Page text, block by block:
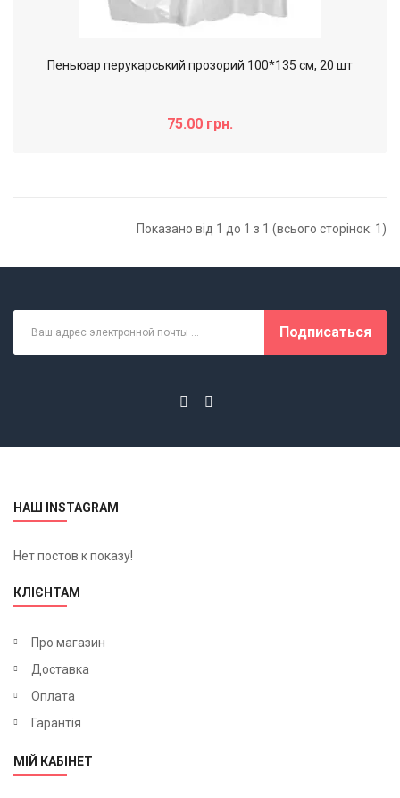
Пеньюар перукарський прозорий 100*135 см, 20 шт
75.00 грн.
Показано від 1 до 1 з 1 (всього сторінок: 1)
Подписаться
НАШ INSTAGRAM
Нет постов к показу!
КЛІЄНТАМ
Про магазин
Доставка
Оплата
Гарантія
МІЙ КАБІНЕТ